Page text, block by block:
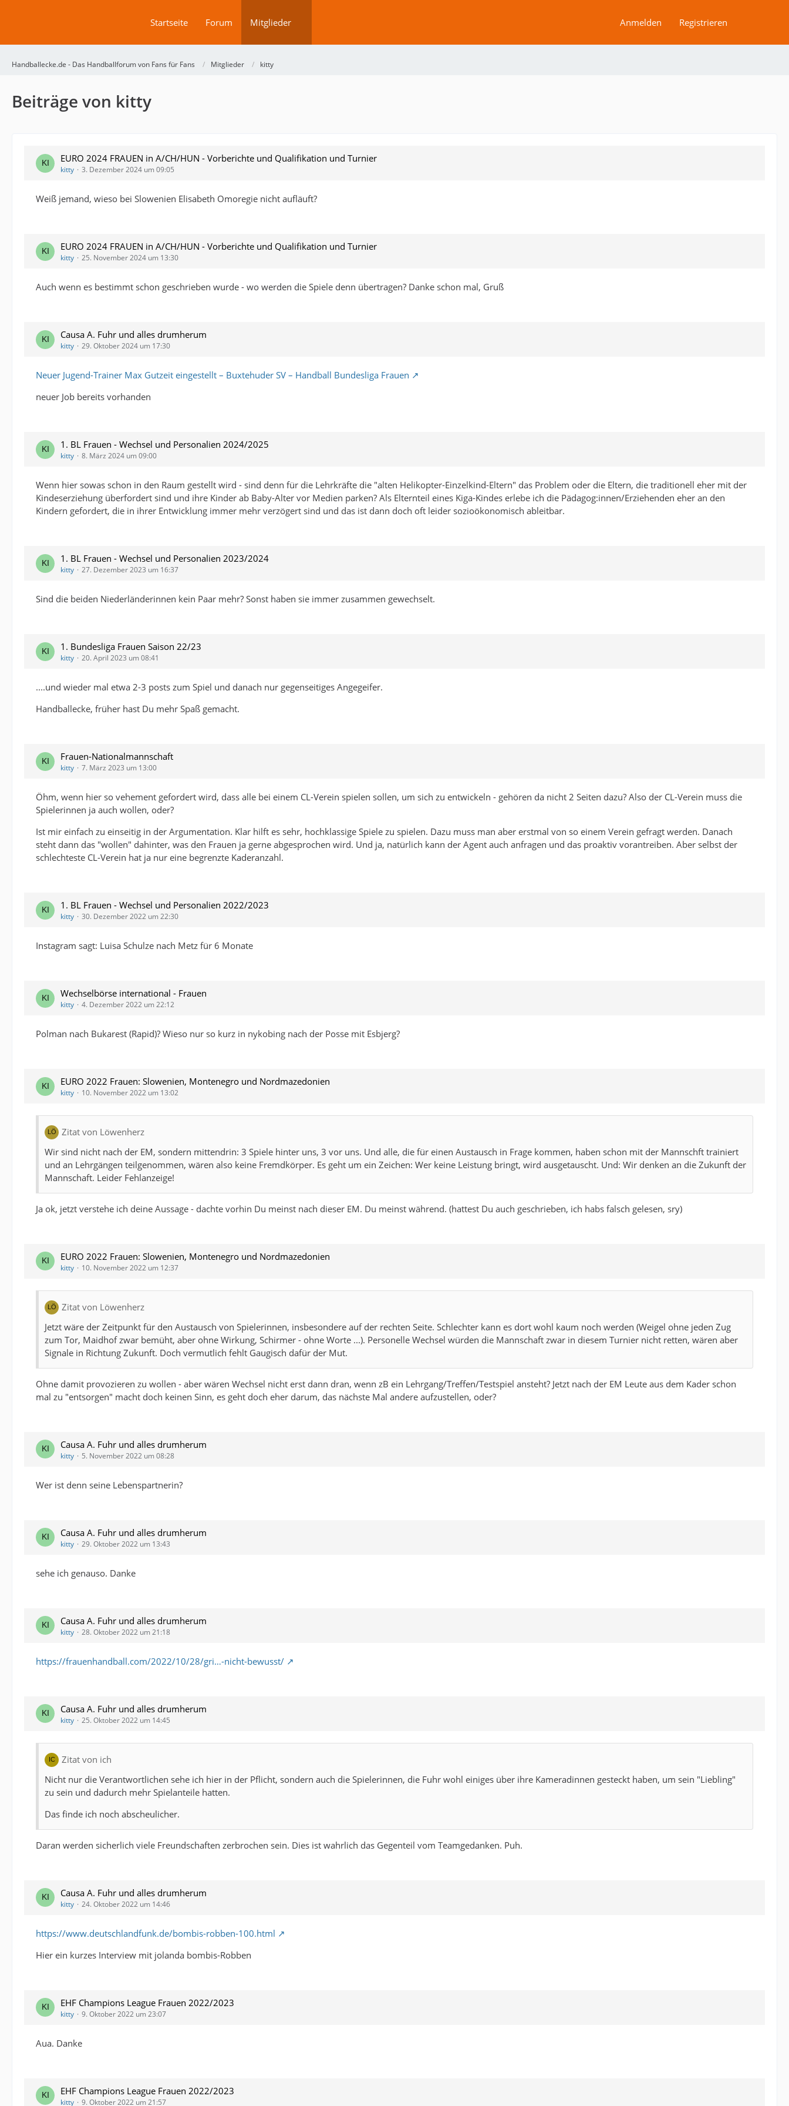
Startseite Forum Mitglieder Anmelden Registrieren
Handballecke.de - Das Handballforum von Fans für Fans Mitglieder kitty
Beiträge von kitty
EURO 2024 FRAUEN in A/CH/HUN - Vorberichte und Qualifikation und Turnier
kitty 3. Dezember 2024 um 09:05
Weiß jemand, wieso bei Slowenien Elisabeth Omoregie nicht aufläuft?
EURO 2024 FRAUEN in A/CH/HUN - Vorberichte und Qualifikation und Turnier
kitty 25. November 2024 um 13:30
Auch wenn es bestimmt schon geschrieben wurde - wo werden die Spiele denn übertragen? Danke schon mal, Gruß
Causa A. Fuhr und alles drumherum
kitty 29. Oktober 2024 um 17:30
Neuer Jugend-Trainer Max Gutzeit eingestellt – Buxtehuder SV – Handball Bundesliga Frauen
neuer Job bereits vorhanden
1. BL Frauen - Wechsel und Personalien 2024/2025
kitty 8. März 2024 um 09:00
Wenn hier sowas schon in den Raum gestellt wird - sind denn für die Lehrkräfte die "alten Helikopter-Einzelkind-Eltern" das Problem oder die Eltern, die traditionell eher mit der
Kindeserziehung überfordert sind und ihre Kinder ab Baby-Alter vor Medien parken? Als Elternteil eines Kiga-Kindes erlebe ich die Pädagog:innen/Erziehenden eher an den
Kindern gefordert, die in ihrer Entwicklung immer mehr verzögert sind und das ist dann doch oft leider sozioökonomisch ableitbar.
1. BL Frauen - Wechsel und Personalien 2023/2024
kitty 27. Dezember 2023 um 16:37
Sind die beiden Niederländerinnen kein Paar mehr? Sonst haben sie immer zusammen gewechselt.
1. Bundesliga Frauen Saison 22/23
kitty 20. April 2023 um 08:41
....und wieder mal etwa 2-3 posts zum Spiel und danach nur gegenseitiges Angegeifer.
Handballecke, früher hast Du mehr Spaß gemacht.
Frauen-Nationalmannschaft
kitty 7. März 2023 um 13:00
Öhm, wenn hier so vehement gefordert wird, dass alle bei einem CL-Verein spielen sollen, um sich zu entwickeln - gehören da nicht 2 Seiten dazu? Also der CL-Verein muss die
Spielerinnen ja auch wollen, oder?
Ist mir einfach zu einseitig in der Argumentation. Klar hilft es sehr, hochklassige Spiele zu spielen. Dazu muss man aber erstmal von so einem Verein gefragt werden. Danach
steht dann das "wollen" dahinter, was den Frauen ja gerne abgesprochen wird. Und ja, natürlich kann der Agent auch anfragen und das proaktiv vorantreiben. Aber selbst der
schlechteste CL-Verein hat ja nur eine begrenzte Kaderanzahl.
1. BL Frauen - Wechsel und Personalien 2022/2023
kitty 30. Dezember 2022 um 22:30
Instagram sagt: Luisa Schulze nach Metz für 6 Monate
Wechselbörse international - Frauen
kitty 4. Dezember 2022 um 22:12
Polman nach Bukarest (Rapid)? Wieso nur so kurz in nykobing nach der Posse mit Esbjerg?
EURO 2022 Frauen: Slowenien, Montenegro und Nordmazedonien
kitty 10. November 2022 um 13:02
Zitat von Löwenherz
Wir sind nicht nach der EM, sondern mittendrin: 3 Spiele hinter uns, 3 vor uns. Und alle, die für einen Austausch in Frage kommen, haben schon mit der Mannschft trainiert
und an Lehrgängen teilgenommen, wären also keine Fremdkörper. Es geht um ein Zeichen: Wer keine Leistung bringt, wird ausgetauscht. Und: Wir denken an die Zukunft der
Mannschaft. Leider Fehlanzeige!
Ja ok, jetzt verstehe ich deine Aussage - dachte vorhin Du meinst nach dieser EM. Du meinst während. (hattest Du auch geschrieben, ich habs falsch gelesen, sry)
EURO 2022 Frauen: Slowenien, Montenegro und Nordmazedonien
kitty 10. November 2022 um 12:37
Zitat von Löwenherz
Jetzt wäre der Zeitpunkt für den Austausch von Spielerinnen, insbesondere auf der rechten Seite. Schlechter kann es dort wohl kaum noch werden (Weigel ohne jeden Zug
zum Tor, Maidhof zwar bemüht, aber ohne Wirkung, Schirmer - ohne Worte ...). Personelle Wechsel würden die Mannschaft zwar in diesem Turnier nicht retten, wären aber
Signale in Richtung Zukunft. Doch vermutlich fehlt Gaugisch dafür der Mut.
Ohne damit provozieren zu wollen - aber wären Wechsel nicht erst dann dran, wenn zB ein Lehrgang/Treffen/Testspiel ansteht? Jetzt nach der EM Leute aus dem Kader schon
mal zu "entsorgen" macht doch keinen Sinn, es geht doch eher darum, das nächste Mal andere aufzustellen, oder?
Causa A. Fuhr und alles drumherum
kitty 5. November 2022 um 08:28
Wer ist denn seine Lebenspartnerin?
Causa A. Fuhr und alles drumherum
kitty 29. Oktober 2022 um 13:43
sehe ich genauso. Danke
Causa A. Fuhr und alles drumherum
kitty 28. Oktober 2022 um 21:18
https://frauenhandball.com/2022/10/28/gri…-nicht-bewusst/
Causa A. Fuhr und alles drumherum
kitty 25. Oktober 2022 um 14:45
Zitat von ich
Nicht nur die Verantwortlichen sehe ich hier in der Pflicht, sondern auch die Spielerinnen, die Fuhr wohl einiges über ihre Kameradinnen gesteckt haben, um sein "Liebling"
zu sein und dadurch mehr Spielanteile hatten.
Das finde ich noch abscheulicher.
Daran werden sicherlich viele Freundschaften zerbrochen sein. Dies ist wahrlich das Gegenteil vom Teamgedanken. Puh.
Causa A. Fuhr und alles drumherum
kitty 24. Oktober 2022 um 14:46
https://www.deutschlandfunk.de/bombis-robben-100.html
Hier ein kurzes Interview mit jolanda bombis-Robben
EHF Champions League Frauen 2022/2023
kitty 9. Oktober 2022 um 23:07
Aua. Danke
EHF Champions League Frauen 2022/2023
kitty 9. Oktober 2022 um 21:57